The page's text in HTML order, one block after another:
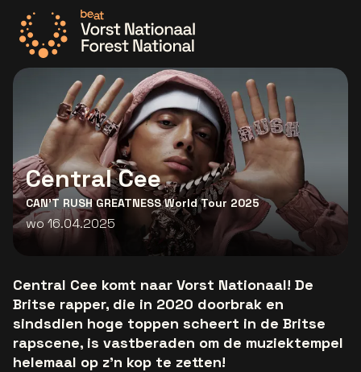
Ga naar de homepage
Central Cee
CAN’T RUSH GREATNESS World Tour 2025
wo 16.04.2025
Central Cee komt naar Vorst Nationaal! De
Britse rapper, die in 2020 doorbrak en
sindsdien hoge toppen scheert in de Britse
rapscene, is vastberaden om de muziektempel
helemaal op z’n kop te zetten!